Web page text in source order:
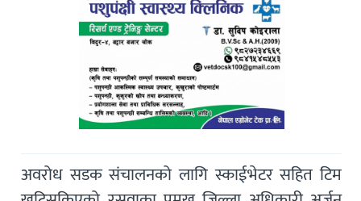
अवरोध सडक संचालनको लागि स्काईभेटर सहित टिम